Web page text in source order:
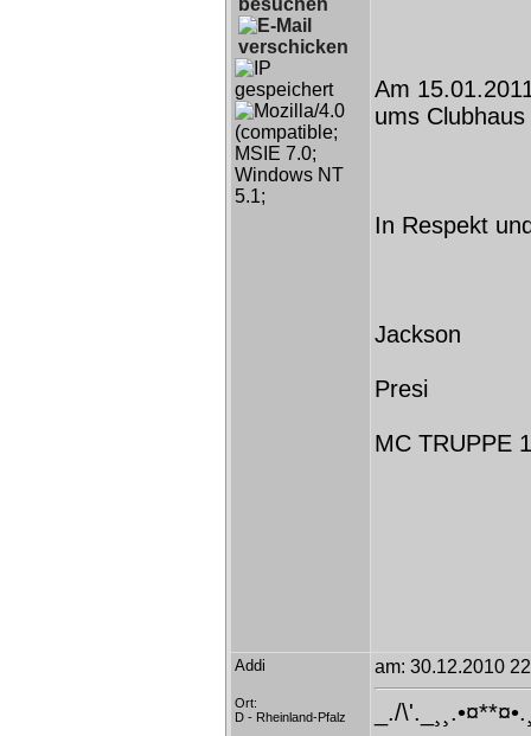
Am
ums
In Respekt
Jackson
Presi
MC TRUPPE
Addi
Ort:
D - Rheinland-Pfalz
am: 30.12.2010
_./